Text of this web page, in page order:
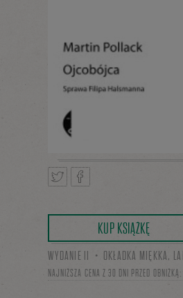
TweetnijPodziel
się
KUP KSIĄŻKĘ
NAJNIŻSZA CENA Z 30 DNI PRZED OBNIŻKĄ: